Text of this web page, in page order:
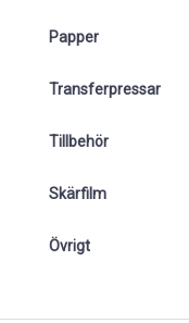
Papper
Transferpressar
Tillbehör
Skärfilm
Övrigt